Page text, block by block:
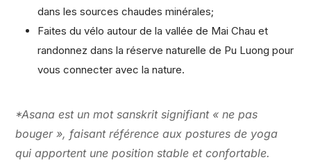
dans les sources chaudes minérales;
Faites du vélo autour de la vallée de Mai Chau et
randonnez dans la réserve naturelle de Pu Luong pour
vous connecter avec la nature.
*Asana est un mot sanskrit signifiant « ne pas
bouger », faisant référence aux postures de yoga
qui apportent une position stable et confortable.